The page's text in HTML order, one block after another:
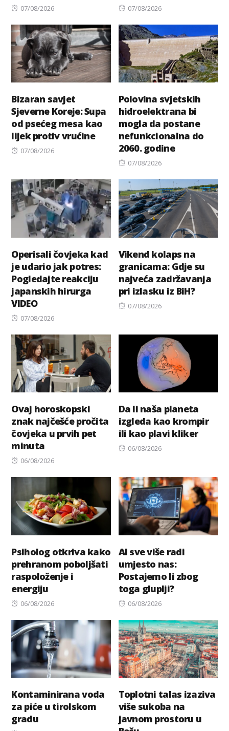
Posted
07/08/2026
Posted
07/08/2026
Bizaran savjet
Sjeverne Koreje: Supa
od psećeg mesa kao
lijek protiv vrućine
Posted
07/08/2026
Polovina svjetskih
hidroelektrana bi
mogla da postane
nefunkcionalna do
2060. godine
Posted
07/08/2026
Operisali čovjeka kad
je udario jak potres:
Pogledajte reakciju
japanskih hirurga
VIDEO
Posted
07/08/2026
Vikend kolaps na
granicama: Gdje su
najveća zadržavanja
pri izlasku iz BiH?
Posted
07/08/2026
Ovaj horoskopski
znak najčešće pročita
čovjeka u prvih pet
minuta
Posted
06/08/2026
Da li naša planeta
izgleda kao krompir
ili kao plavi kliker
Posted
06/08/2026
Psiholog otkriva kako
prehranom poboljšati
raspoloženje i
energiju
Posted
06/08/2026
AI sve više radi
umjesto nas:
Postajemo li zbog
toga gluplji?
Posted
06/08/2026
Kontaminirana voda
za piće u tirolskom
gradu
Toplotni talas izaziva
više sukoba na
javnom prostoru u